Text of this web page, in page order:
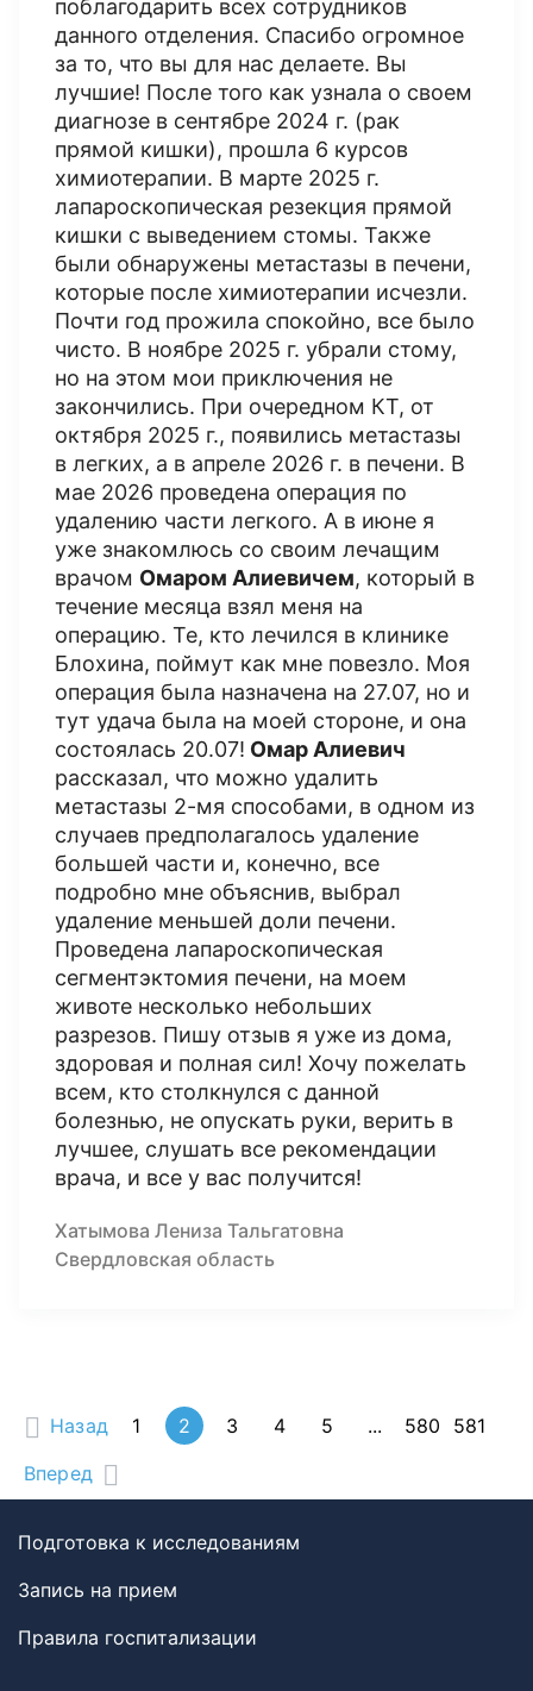
поблагодарить всех сотрудников
данного отделения. Спасибо огромное
за то, что вы для нас делаете. Вы
лучшие! После того как узнала о своем
диагнозе в сентябре 2024 г. (рак
прямой кишки), прошла 6 курсов
химиотерапии​. В марте 2025 г.
лапароскопическая резекция прямой
кишки с выведением стомы. Также
были обнаружены метастазы в печени,
которые после химиотерапии исчезли.
Почти год прожила спокойно, все было
чисто. В ноябре 2025 г. убрали стому,
но на этом мои приключения не
закончились. При очередном КТ​, от
октября 2025 г., появились метастазы
в легких, а в апреле 2026 г. в печени. В
мае 2026 проведена операция по
удалению части легкого. А в июне я
уже знакомлюсь со своим лечащим
врачом Омаром Алиевичем, который в
течение месяца взял меня на
операцию. Те, кто лечился в клинике
Блохина, поймут как мне повезло. Моя
операция была назначена на 27.07, но и
тут удача была на моей стороне, и она
состоялась 20.07! Омар Алиевич
рассказал, что можно удалить
метастазы 2-мя способами, в одном из
случаев предполагалось удаление
большей части и, конечно, все
подробно мне объяснив, выбрал
удаление меньшей доли печени.
Проведена лапароскопическая
сегментэктомия печени, на моем
животе несколько небольших
разрезов. Пишу отзыв я уже из дома,
здоровая и полная сил! Хочу пожелать
всем, кто столкнулся с данной
болезнью, не опускать руки, верить в
лучшее, слушать все рекомендации
врача, и все у вас получится!
Хатымова Лениза Тальгатовна
Свердловская область
Назад 1 2 3 4 5 ... 580
581
Вперед
Подготовка к исследованиям
Запись на прием
Правила госпитализации